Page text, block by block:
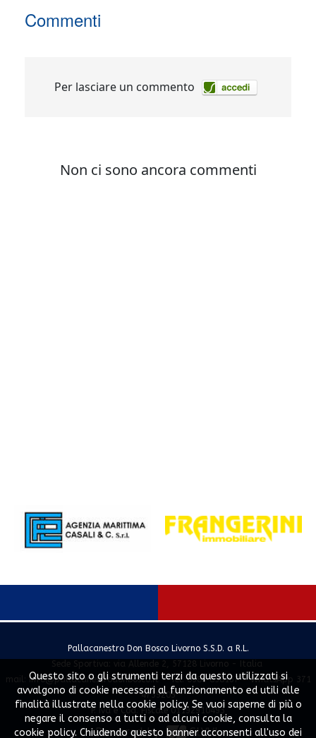
Commenti
Pallacanestro Don Bosco Livorno S.S.D. a R.L.
Sede Sportiva: via Allende 2, 57128 Livorno - Italia
mail: info@pallacanestrodonbosco.it - Tel. 0586 858167 - WhatsApp 371
4739203
P. Iva e Cod. Fiscale 01192910493
Powered by SLYVI.
Questo sito o gli strumenti terzi da questo utilizzati si
avvalgono di cookie necessari al funzionamento ed utili alle
finalità illustrate nella cookie policy. Se vuoi saperne di più o
negare il consenso a tutti o ad alcuni cookie, consulta la
cookie policy. Chiudendo questo banner acconsenti all'uso dei